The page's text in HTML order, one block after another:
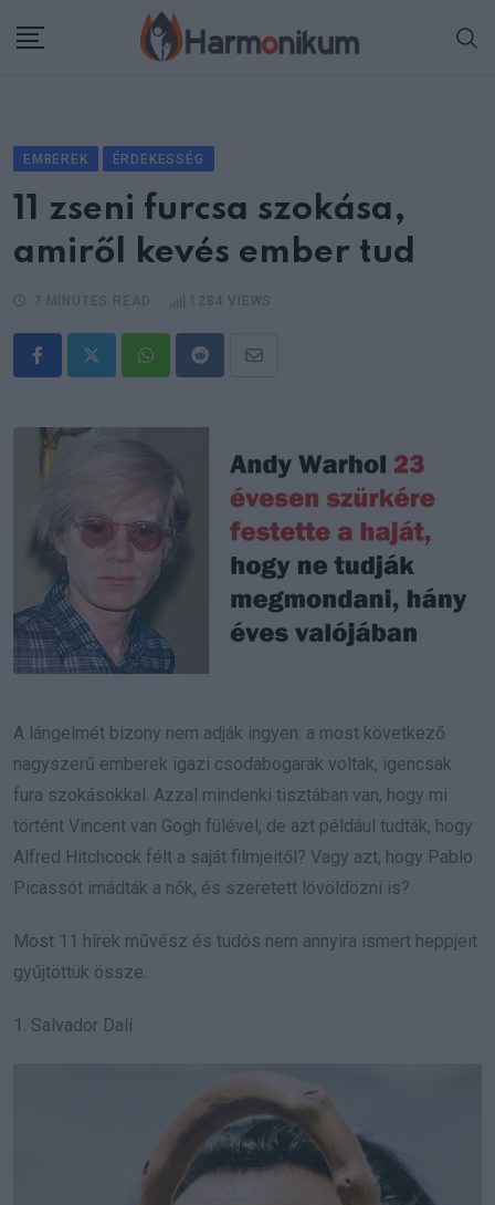
EMBEREK ÉRDEKESSÉG
11 zseni furcsa szokása,
amiről kevés ember tud
WhatsappRedditShare
A lángelmét bizony nem adják ingyen: a most következő
nagyszerű emberek igazi csodabogarak voltak, igencsak
fura szokásokkal. Azzal mindenki tisztában van, hogy mi
történt Vincent van Gogh fülével, de azt például tudták, hogy
Alfred Hitchcock félt a saját filmjeitől? Vagy azt, hogy Pablo
Picassót imádták a nők, és szeretett lövöldözni is?
Most 11 hírek művész és tudós nem annyira ismert heppjeit
gyűjtöttük össze.
1. Salvador Dalí